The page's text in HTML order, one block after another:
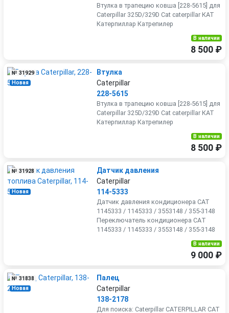
Втулка в трапецию ковша [228-5615] для
Caterpillar 325D/329D Cat caterpillar КАТ
Катерпиллар Катрепилер
В наличии
8 500 ₽
Новая
№ 31929
Втулка
Caterpillar
228-5615
Втулка в трапецию ковша [228-5615] для
Caterpillar 325D/329D Cat caterpillar КАТ
Катерпиллар Катрепилер
В наличии
8 500 ₽
Новая
№ 31928
Датчик давления
Caterpillar
114-5333
Датчик давлeния кондиционера САТ
1145333 / 1145333 / 3553148 / 355-3148
Пеpеключaтель кондиционepa CАT
1145333 / 1145333 / 3553148 / 355-3148
В наличии
9 000 ₽
Новая
№ 31838
Палец
Caterpillar
138-2178
Для поиска: Caterpillar CATERPILLAR CAT